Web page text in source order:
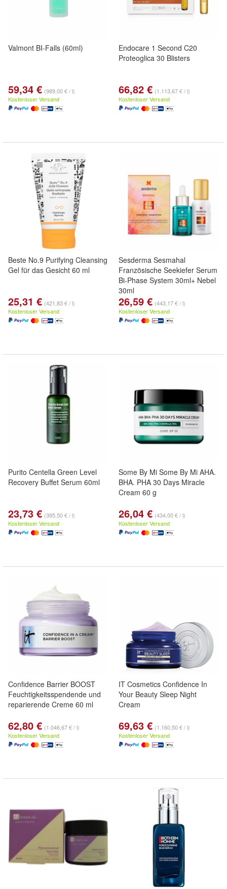
Valmont BI-Falls (60ml)
59,34 € (989,00 € / l)
Kostenloser Versand
Endocare 1 Second C20
Proteoglica 30 Blisters
66,82 € (1.113,67 € / l)
Kostenloser Versand
Beste No.9 Purifying Cleansing
Gel für das Gesicht 60 ml
25,31 € (421,83 € / l)
Kostenloser Versand
Sesderma Sesmahal
Französische Seekiefer Serum
Bi-Phase System 30ml+ Nebel
30ml
26,59 € (443,17 € / l)
Kostenloser Versand
Purito Centella Green Level
Recovery Buffet Serum 60ml
23,73 € (395,50 € / l)
Kostenloser Versand
Some By Mi Some By Mi AHA.
BHA. PHA 30 Days Miracle
Cream 60 g
26,04 € (434,00 € / l)
Kostenloser Versand
Confidence Barrier BOOST
Feuchtigkeitsspendende und
reparierende Creme 60 ml
62,80 € (1.046,67 € / l)
Kostenloser Versand
IT Cosmetics Confidence In
Your Beauty Sleep Night
Cream
69,63 € (1.160,50 € / l)
Kostenloser Versand